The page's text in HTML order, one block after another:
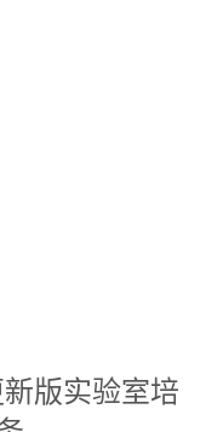
新版实验室培